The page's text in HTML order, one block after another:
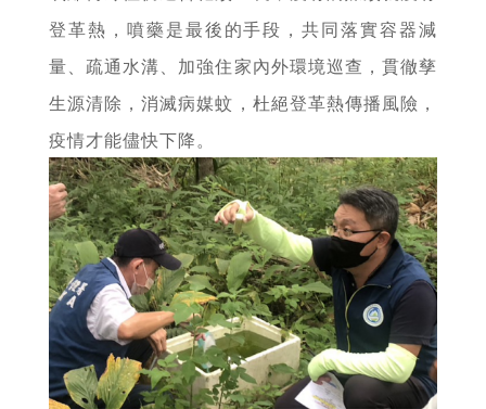
登革熱，噴藥是最後的手段，共同落實容器減
量、疏通水溝、加強住家內外環境巡查，貫徹孳
生源清除，消滅病媒蚊，杜絕登革熱傳播風險，
疫情才能儘快下降。